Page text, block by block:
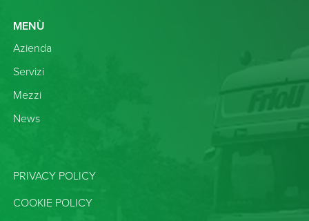
MENÙ
Azienda
Servizi
Mezzi(Pagina corrente)
News
PRIVACY POLICY
COOKIE POLICY